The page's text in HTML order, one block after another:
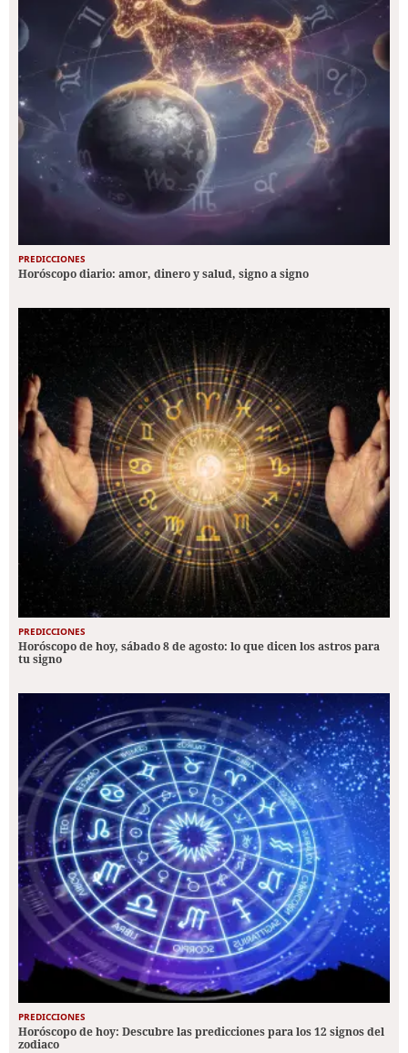
PREDICCIONES
Horóscopo diario: amor, dinero y salud, signo a signo
PREDICCIONES
Horóscopo de hoy, sábado 8 de agosto: lo que dicen los astros para
tu signo
PREDICCIONES
Horóscopo de hoy: Descubre las predicciones para los 12 signos del
zodiaco